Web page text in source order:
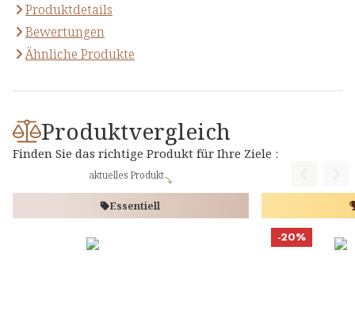
Produktdetails
Bewertungen
Ähnliche Produkte
Produktvergleich
Finden Sie das richtige Produkt für Ihre Ziele :
aktuelles Produkt
Essentiell
-20%